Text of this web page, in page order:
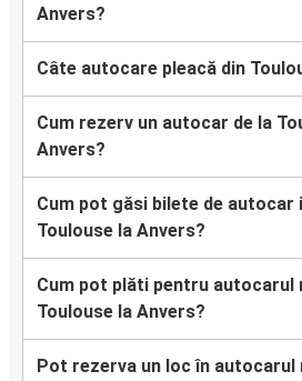
Anvers?
Câte autocare pleacă din
Cum rezerv un autocar de la
Anvers?
Cum pot găsi bilete de autocar
Toulouse la Anvers?
Cum pot plăti pentru autocarul
Toulouse la Anvers?
Pot rezerva un loc în autocarul